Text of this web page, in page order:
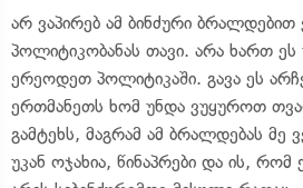
არ ვაპირებ ამ ბინძური ბრალდებით
პოლიტიკობანას თავი. არა ხართ ეს
ერეოდეთ პოლიტიკაში. გავა ეს
ერთმანეთს ხომ უნდა ვუყუროთ
გამტეხს, მაგრამ ამ ბრალდებას მე
უკან ოჯახია, წინაპრები და ის,